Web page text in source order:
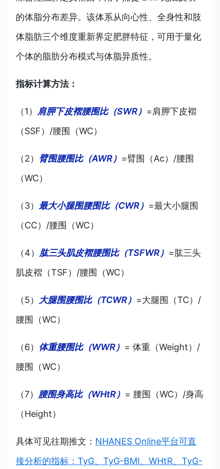
的体脂分布差异。该体系从向心性、全身性和肢
体脂肪三个维度重新界定肥胖特征，可用于量化
个体的脂肪分布模式与体脂异质性。
指标计算方法：
（1） 肩胛下皮褶腰围比（SWR） =肩胛下皮褶
（SSF）/腰围（WC）
（2） 臂围腰围比（AWR） =臂围（Ac）/腰围
（WC）
（3） 最大小腿围腰围比（CWR） =最大小腿围
（CC）/腰围（WC）
（4） 肱三头肌皮褶腰围比（TSFWR） =肱三头
肌皮褶（TSF）/腰围（WC）
（5） 大腿围腰围比（TCWR） =大腿围（TC）/
腰围（WC）
（6） 体重腰围比（WWR） = 体重（Weight）/
腰围（WC）
（7） 腰围身高比（WHtR） = 腰围（WC）/身高
（Height）
具体可见往期推文： NHANES Online平台可直
接分析的指标：TyG、TyG-BMI、WHtR、TyG-